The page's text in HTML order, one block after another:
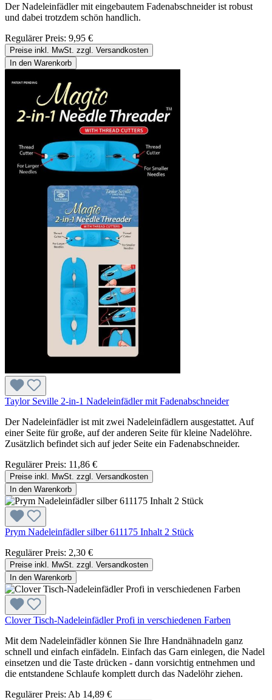
Der Nadeleinfädler mit eingebautem Fadenabschneider ist robust
und dabei trotzdem schön handlich.
Regulärer Preis: 9,95 €
Preise inkl. MwSt. zzgl. Versandkosten
In den Warenkorb
Taylor Seville 2-in-1 Nadeleinfädler mit Fadenabschneider
Der Nadeleinfädler ist mit zwei Nadeleinfädlern ausgestattet. Auf
einer Seite für große, auf der anderen Seite für kleine Nadelöhre.
Zusätzlich befindet sich auf jeder Seite ein Fadenabschneider.
Regulärer Preis: 11,86 €
Preise inkl. MwSt. zzgl. Versandkosten
In den Warenkorb
Prym Nadeleinfädler silber 611175 Inhalt 2 Stück
Regulärer Preis: 2,30 €
Preise inkl. MwSt. zzgl. Versandkosten
In den Warenkorb
Clover Tisch-Nadeleinfädler Profi in verschiedenen Farben
Mit dem Nadeleinfädler können Sie Ihre Handnähnadeln ganz
schnell und einfach einfädeln. Einfach das Garn einlegen, die Nadel
einsetzen und die Taste drücken - dann vorsichtig entnehmen und
die entstandene Schlaufe komplett durch das Nadelöhr ziehen.
Regulärer Preis: Ab 14,89 €